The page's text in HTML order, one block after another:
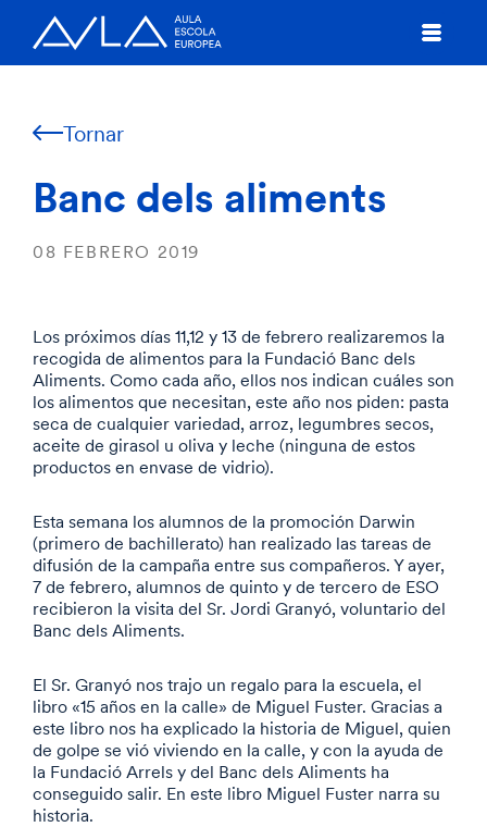
Tornar
Banc dels aliments
08 FEBRERO 2019
Los próximos días 11,12 y 13 de febrero realizaremos la
recogida de alimentos para la Fundació Banc dels
Aliments. Como cada año, ellos nos indican cuáles son
los alimentos que necesitan, este año nos piden: pasta
seca de cualquier variedad, arroz, legumbres secos,
aceite de girasol u oliva y leche (ninguna de estos
productos en envase de vidrio).
Esta semana los alumnos de la promoción Darwin
(primero de bachillerato) han realizado las tareas de
difusión de la campaña entre sus compañeros. Y ayer,
7 de febrero, alumnos de quinto y de tercero de ESO
recibieron la visita del Sr. Jordi Granyó, voluntario del
Banc dels Aliments.
El Sr. Granyó nos trajo un regalo para la escuela, el
libro «15 años en la calle» de Miguel Fuster. Gracias a
este libro nos ha explicado la historia de Miguel, quien
de golpe se vió viviendo en la calle, y con la ayuda de
la Fundació Arrels y del Banc dels Aliments ha
conseguido salir. En este libro Miguel Fuster narra su
historia.